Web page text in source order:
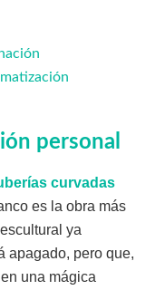
personal
curvadas
es la obra más
ya
apagado, pero que,
una mágica